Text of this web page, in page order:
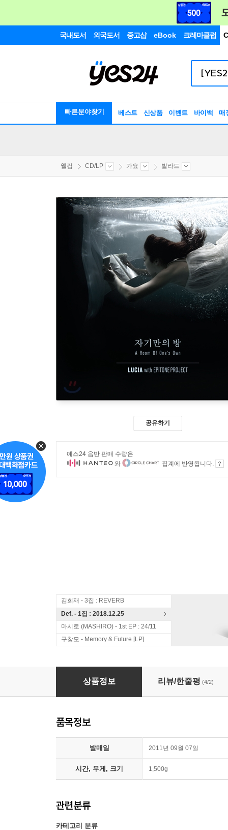
국내도서 외국도서 중고샵 eBook 크레마클럽
빠른분야찾기 베스트 신상품 이벤트 바이백 매
웰컴 CD/LP 가요 발라드
공유하기
예스24 음반 판매 수량은
와
집계에 반영됩니다.
김희재 - 3집 : REVERB
Def. - 1집 : 2018.12.25
마시로 (MASHIRO) - 1st EP : 24/11
구창모 - Memory & Future [LP]
루시아(Lucia) with 에피톤 프로젝트 (Epitone
상품정보 리뷰/한줄평 (4/2)
품목정보
발매일 2011년 09월 07일
시간, 무게, 크기 1,500g
관련분류
카테고리 분류